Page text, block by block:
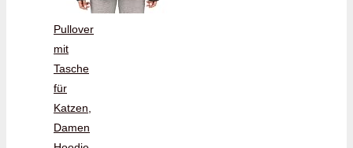
Pullover
mit
Tasche
für
Katzen,
Damen